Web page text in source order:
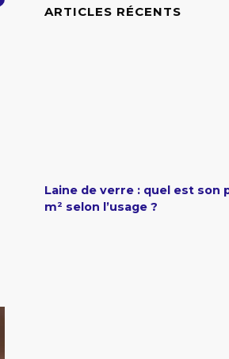
ARTICLES RÉCENTS
Laine de verre : quel est son
m² selon l’usage ?